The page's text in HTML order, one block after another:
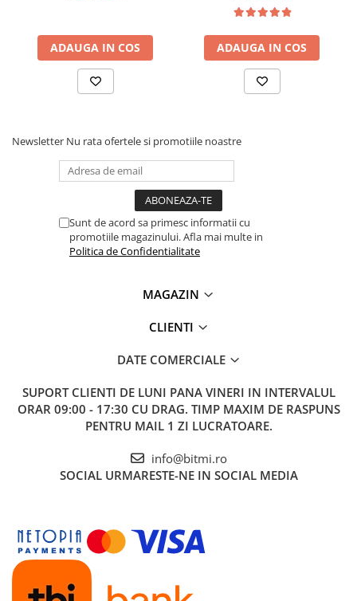
ADAUGA IN COS ADAUGA IN COS
Newsletter Nu rata ofertele si promotiile noastre
Sunt de acord sa primesc informatii cu
promotiile magazinului. Afla mai multe in
Politica de Confidentialitate
MAGAZIN
CLIENTI
DATE COMERCIALE
SUPORT CLIENTI DE LUNI PANA VINERI IN INTERVALUL
ORAR 09:00 - 17:30 CU DRAG. TIMP MAXIM DE RASPUNS
PENTRU MAIL 1 ZI LUCRATOARE.
info@bitmi.ro
SOCIAL URMARESTE-NE IN SOCIAL MEDIA